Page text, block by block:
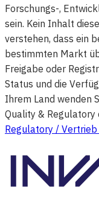
Forschungs-,
sein. Kein Inhalt
verstehen, dass ein
bestimmten Markt
Freigabe oder
Status und die
Ihrem Land wenden
Quality & Regulatory
Regulatory /